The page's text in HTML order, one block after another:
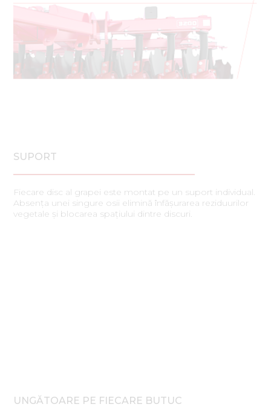
SUPORT
Fiecare disc al grapei este montat pe un suport individual.
Absența unei singure osii elimină înfășurarea reziduurilor
vegetale și blocarea spațiului dintre discuri.
UNGĂTOARE PE FIECARE BUTUC